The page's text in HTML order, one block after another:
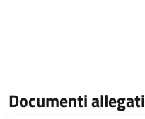
Documenti allegati